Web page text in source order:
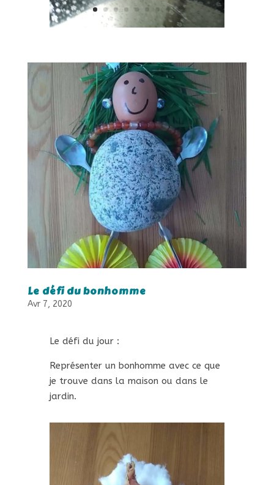
Le défi du bonhomme
Avr 7, 2020
je trouve dans la maison ou dans le